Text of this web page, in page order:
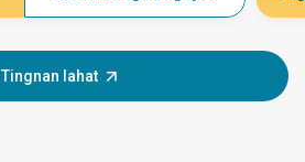
Tingnan lahat